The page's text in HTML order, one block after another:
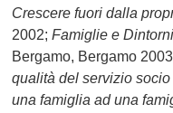
Crescere fuori dalla
2002;Famiglie e
Bergamo, Bergamo
qualità del servizio
una famiglia ad una